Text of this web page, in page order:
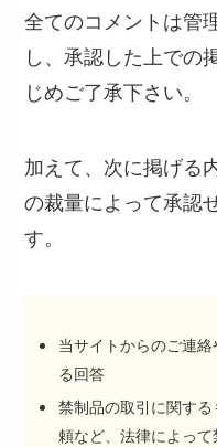
全てのコメントは管
し、承認した上での
じめご了承下さい。
加えて、次に掲げる
の裁量によって承認
す。
当サイトからのご連
る回答
禁制品の取引に関す
頼など、法律によっ